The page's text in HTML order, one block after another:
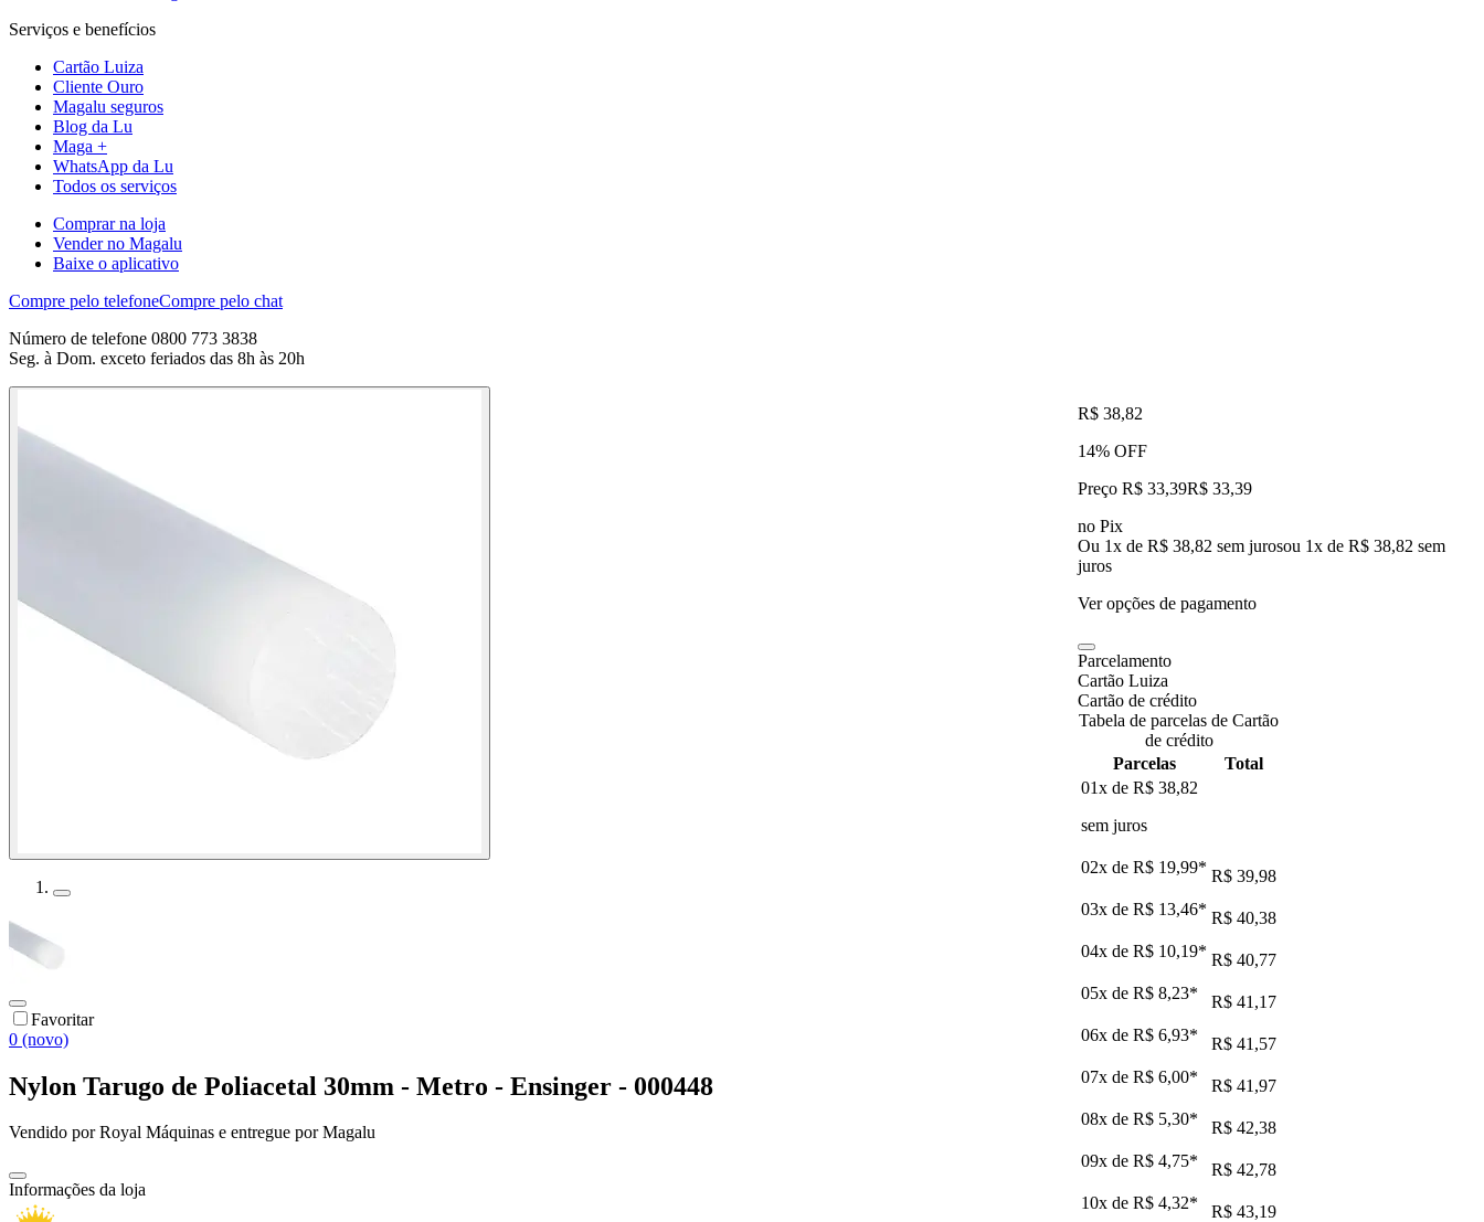
Serviços e benefícios
Cartão Luiza
Cliente Ouro
Magalu seguros
Blog da Lu
Maga +
WhatsApp da Lu
Todos os serviços
Comprar na loja
Vender no Magalu
Baixe o aplicativo
Compre pelo telefoneCompre pelo chat
Número de telefone 0800 773 3838
Seg. à Dom. exceto feriados das 8h às 20h
Favoritar
0 (novo)
Nylon Tarugo de Poliacetal 30mm - Metro - Ensinger - 000448
Vendido porRoyal Máquinas e entregue por Magalu
Informações da loja
R$ 38,82
14% OFF
Preço R$ 33,39R$ 33,39
no Pix
Ou 1x de R$ 38,82 sem jurosou 1x de R$ 38,82 sem
juros
Ver opções de pagamento
Parcelamento
Cartão Luiza
Cartão de crédito
Tabela de parcelas de Cartão
de crédito
Parcelas
Total
01x de R$ 38,82
sem juros
02x de R$ 19,99* R$ 39,98
03x de R$ 13,46* R$ 40,38
04x de R$ 10,19* R$ 40,77
05x de R$ 8,23*
R$ 41,17
06x de R$ 6,93*
R$ 41,57
07x de R$ 6,00*
R$ 41,97
08x de R$ 5,30*
R$ 42,38
09x de R$ 4,75*
R$ 42,78
10x de R$ 4,32*
R$ 43,19